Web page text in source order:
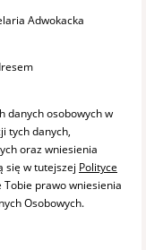
Adwokacka
danych osobowych w
tych danych,
oraz wniesienia
się w tutejszej Polityce
Tobie prawo wniesienia
Osobowych.